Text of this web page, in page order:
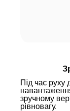
Під час руху
зручному
рівновагу.